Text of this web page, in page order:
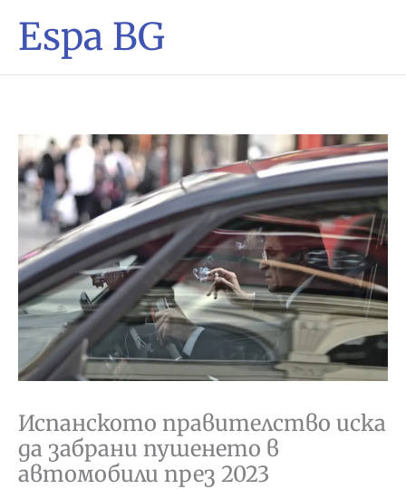
Espa BG
Испанското правителство иска
да забрани пушенето в
автомобили през 2023